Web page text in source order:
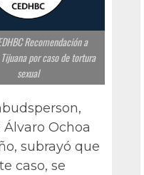
Recomendación a
por caso de tortura
sexual
Álvaro Ochoa
subrayó que
caso, se